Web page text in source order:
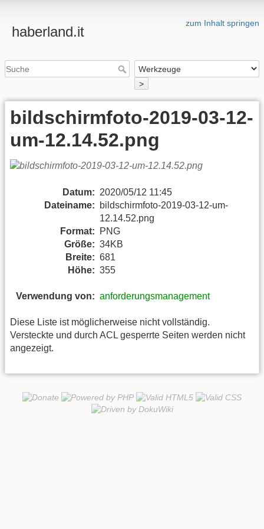
zum Inhalt springen
haberland.it
>
bildschirmfoto-2019-03-12-
um-12.14.52.png
Datum: 2020/05/12 11:45
Dateiname:
bildschirmfoto-2019-03-12-um-
12.14.52.png
Format:
PNG
Größe: 34KB
Breite: 681
Höhe: 355
Verwendung von: anforderungsmanagement
Diese Liste ist möglicherweise nicht vollständig.
Versteckte und durch ACL gesperrte Seiten werden nicht
angezeigt.